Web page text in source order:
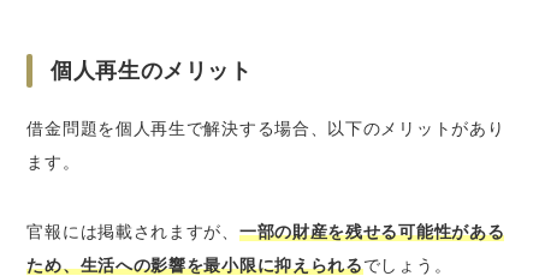
個人再生のメリット
借金問題を個人再生で解決する場合、以下のメリットがあり
ます。
官報には掲載されますが、 一部の財産を残せる可能性がある
ため、生活への影響を最小限に抑えられるでしょう。